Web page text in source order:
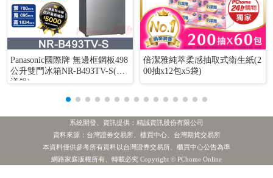
Panasonic國際牌 無邊框鋼板498
公升雙門冰箱NR-B493TV-S(晶
漾銀)
倍潔雅純萃柔感抽取式衛生紙(2
00抽x12包x5袋)
系統開發、資訊提供：精誠資訊股份有限公司
資料來源：台灣證券交易所、櫃買中心、台灣期貨交易所
本資料僅供參考所有資料以台灣證券交易所、櫃買中心公告為準
網路家庭版權所有、轉載必究 Copyright © PChome Online
[公告] 彰銀:公告本公司115年7月份合併自結盈餘。